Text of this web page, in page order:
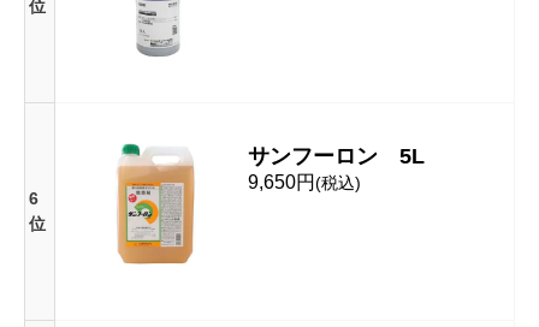
位
6
位
サンフーロン 5L
9,650円(税込)